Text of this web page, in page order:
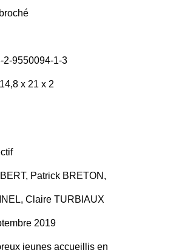
2-9550094-1-3
x 21 x 2
Patrick BRETON,
Claire TURBIAUX
2019
jeunes accueillis en